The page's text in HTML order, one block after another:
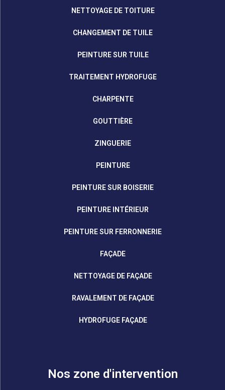
NETTOYAGE DE TOITURE
CHANGEMENT DE TUILE
PEINTURE SUR TUILE
TRAITEMENT HYDROFUGE
CHARPENTE
GOUTTIÈRE
ZINGUERIE
PEINTURE
PEINTURE SUR BOISERIE
PEINTURE INTÉRIEUR
PEINTURE SUR FERRONNERIE
FAÇADE
NETTOYAGE DE FAÇADE
RAVALEMENT DE FAÇADE
HYDROFUGE FAÇADE
Nos zone d'intervention